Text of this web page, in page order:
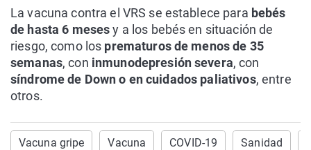
La vacuna contra el VRS se establece para bebés
de hasta 6 mesesy a los bebés en situación de
riesgo, como los prematuros de menos de 35
semanas, con inmunodepresión severa, con
síndrome de Down o en cuidados paliativos, entre
otros.
Vacuna gripe Vacuna COVID-19 Sanidad